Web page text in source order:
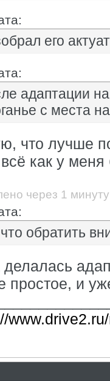
его
адаптации
с места
что лучше
всё как у
через 1 минуту
обратить
делалась
простое, и